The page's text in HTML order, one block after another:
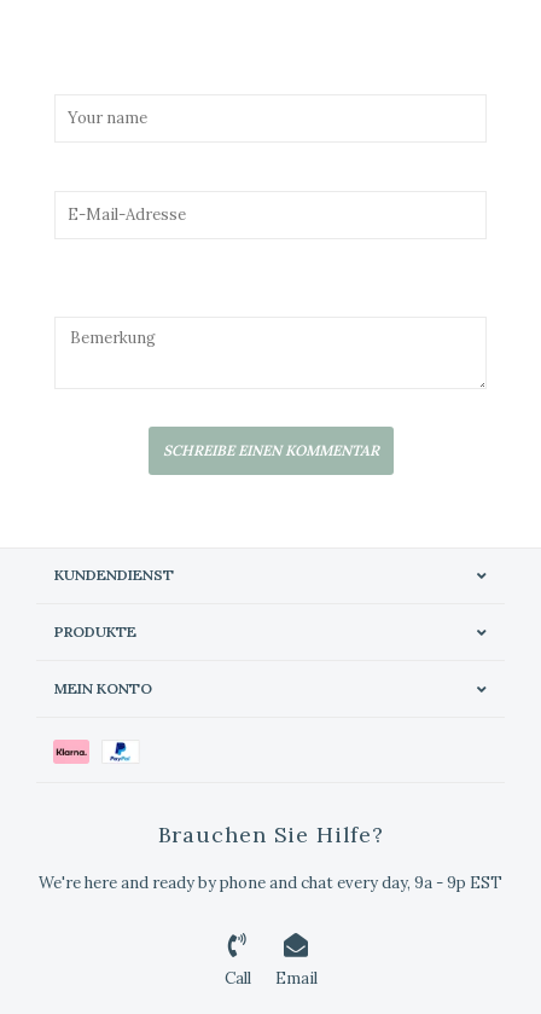
SCHREIBE EINEN KOMMENTAR
KUNDENDIENST
PRODUKTE
MEIN KONTO
Brauchen Sie Hilfe?
We're here and ready by phone and chat every day, 9a - 9p EST
Call Email